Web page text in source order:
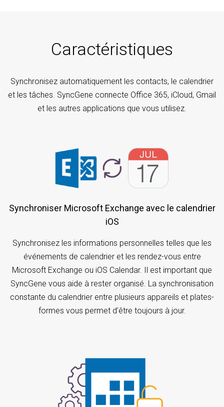
Caractéristiques
Synchronisez automatiquement les contacts, le calendrier
et les tâches. SyncGene connecte Office 365, iCloud, Gmail
et les autres applications que vous utilisez.
Synchroniser Microsoft Exchange avec le calendrier
iOS
Synchronisez les informations personnelles telles que les
événements de calendrier et les rendez-vous entre
Microsoft Exchange ou iOS Calendar. Il est important que
SyncGene vous aide à rester organisé. La synchronisation
constante du calendrier entre plusieurs appareils et plates-
formes vous permet d’être toujours à jour.